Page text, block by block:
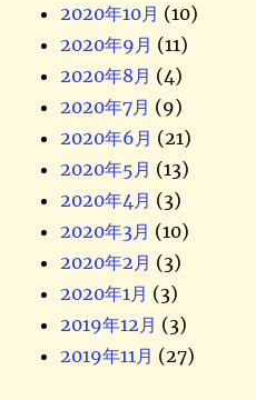
2020年10月 (10)
2020年9月 (11)
2020年8月 (4)
2020年7月 (9)
2020年6月 (21)
2020年5月 (13)
2020年4月 (3)
2020年3月 (10)
2020年2月 (3)
2020年1月 (3)
2019年12月 (3)
2019年11月 (27)